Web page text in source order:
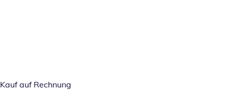
Kauf auf Rechnung